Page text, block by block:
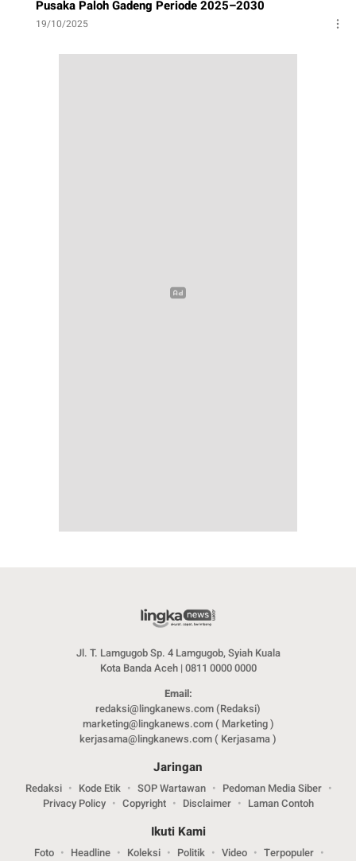
Pusaka Paloh Gadeng Periode 2025–2030
19/10/2025
Jl. T. Lamgugob Sp. 4 Lamgugob, Syiah Kuala
Kota Banda Aceh | 0811 0000 0000
Email:
redaksi@lingkanews.com (Redaksi)
marketing@lingkanews.com ( Marketing )
kerjasama@lingkanews.com ( Kerjasama )
Jaringan
Redaksi Kode Etik SOP Wartawan
Pedoman Media Siber
Privacy Policy
Copyright Disclaimer Laman Contoh
Ikuti Kami
Foto Headline Koleksi Politik Video
Terpopuler